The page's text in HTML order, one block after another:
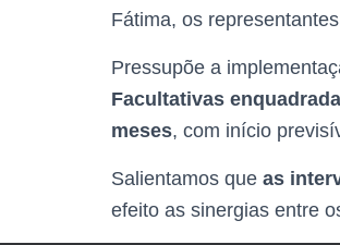
Fátima, os
Pressupõe a
Facultativas
meses, com início
Salientamos que as
efeito as sinergias entre